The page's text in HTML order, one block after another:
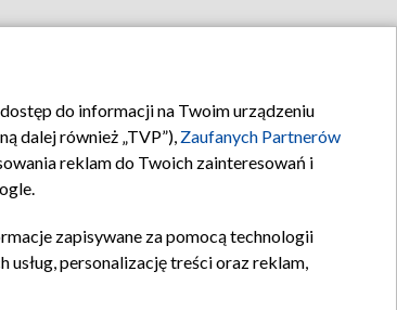
do informacji na Twoim urządzeniu
dalej również „TVP”), Zaufanych Partnerów
reklam do Twoich zainteresowań i
zapisywane za pomocą technologii
personalizację treści oraz reklam,